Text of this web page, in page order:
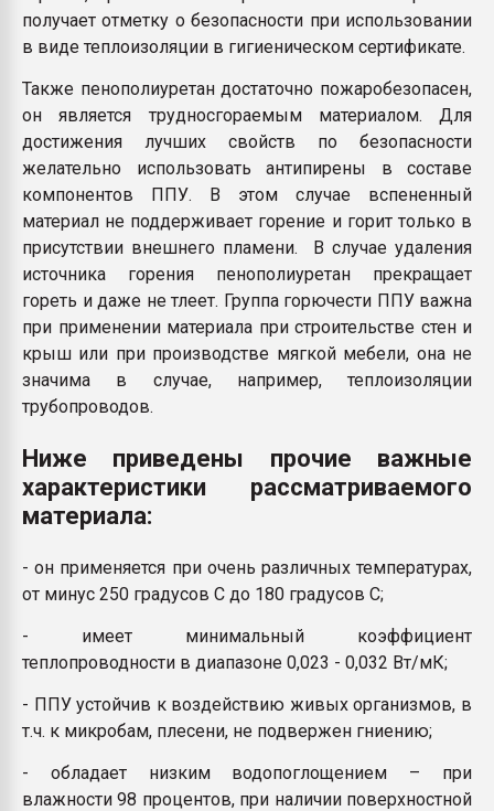
получает отметку о безопасности при использовании
в виде теплоизоляции в гигиеническом сертификате.
Также пенополиуретан достаточно пожаробезопасен,
он является трудносгораемым материалом. Для
достижения лучших свойств по безопасности
желательно использовать антипирены в составе
компонентов ППУ. В этом случае вспененный
материал не поддерживает горение и горит только в
присутствии внешнего пламени. В случае удаления
источника горения пенополиуретан прекращает
гореть и даже не тлеет. Группа горючести ППУ важна
при применении материала при строительстве стен и
крыш или при производстве мягкой мебели, она не
значима в случае, например, теплоизоляции
трубопроводов.
Ниже приведены прочие важные
характеристики рассматриваемого
материала:
- он применяется при очень различных температурах,
от минус 250 градусов С до 180 градусов С;
- имеет минимальный коэффициент
теплопроводности в диапазоне 0,023 - 0,032 Вт/мК;
- ППУ устойчив к воздействию живых организмов, в
т.ч. к микробам, плесени, не подвержен гниению;
- обладает низким водопоглощением – при
влажности 98 процентов, при наличии поверхностной